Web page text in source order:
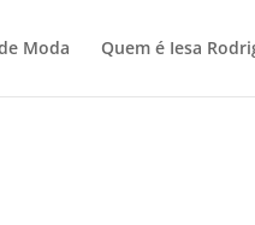
Moda Quem é Iesa